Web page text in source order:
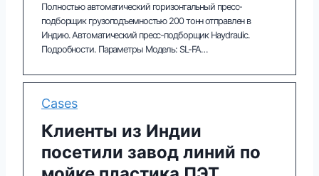
Полностью автоматический горизонтальный пресс-
подборщик грузоподъемностью 200 тонн отправлен в
Индию. Автоматический пресс-подборщик Haydraulic.
Подробности. Параметры Модель: SL-FA…
Cases
Клиенты из Индии
посетили завод линий по